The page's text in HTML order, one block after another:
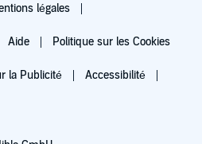
légales
Aide Politique sur les Cookies
la Publicité Accessibilité